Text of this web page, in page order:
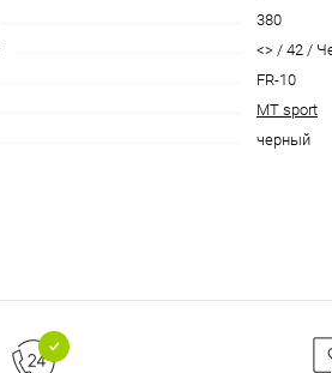
380
<> / 42 /
FR-10
MT sport
черный